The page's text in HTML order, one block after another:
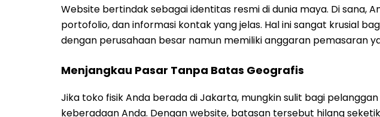
Website bertindak sebagai identitas resmi di dunia maya. Di sana,
portofolio, dan informasi kontak yang jelas. Hal ini sangat krusial
dengan perusahaan besar namun memiliki anggaran pemasaran
Menjangkau Pasar Tanpa Batas Geografis
Jika toko fisik Anda berada di Jakarta, mungkin sulit bagi
keberadaan Anda. Dengan website, batasan tersebut hilang